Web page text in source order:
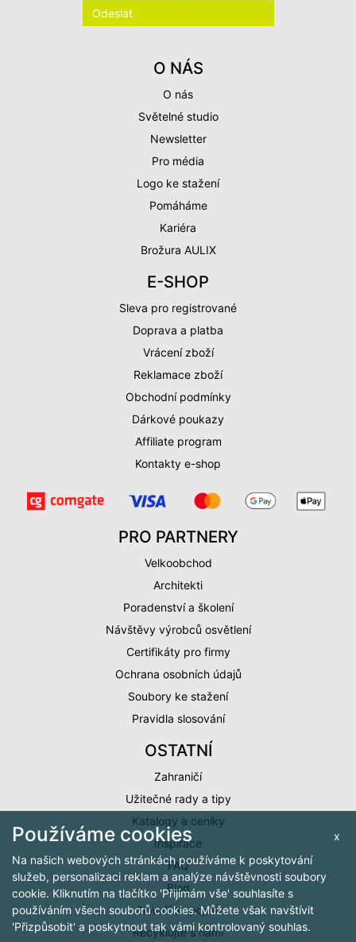
O NÁS
O nás
Světelné studio
Newsletter
Pro média
Logo ke stažení
Pomáháme
Kariéra
Brožura AULIX
E-SHOP
Sleva pro registrované
Doprava a platba
Vrácení zboží
Reklamace zboží
Obchodní podmínky
Dárkové poukazy
Affiliate program
Kontakty e-shop
PRO PARTNERY
Velkoobchod
Architekti
Poradenství a školení
Návštěvy výrobců osvětlení
Certifikáty pro firmy
Ochrana osobních údajů
Soubory ke stažení
Pravidla slosování
OSTATNÍ
Zahraničí
Užitečné rady a tipy
Katalogy a ceníky
Inspirace
FAQ
Blog
Slovníček pojmů
Recyklujte s námi
x
Používáme cookies
Na našich webových stránkách používáme k poskytování
služeb, personalizaci reklam a analýze návštěvnosti soubory
cookie. Kliknutím na tlačítko 'Přijímám vše' souhlasíte s
používáním všech souborů cookies. Můžete však navštívit
'Přizpůsobit' a poskytnout tak vámi kontrolovaný souhlas.